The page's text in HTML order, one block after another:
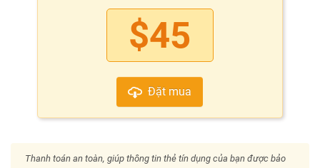
$45
Đặt mua
Thanh toán an toàn, giúp thông tin thẻ tín dụng của bạn được bảo